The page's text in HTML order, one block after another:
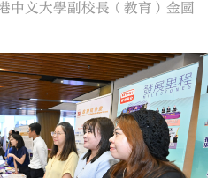
中文大學副校長（教育）金國